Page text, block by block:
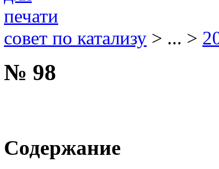
совет по катализу > ... >
№ 98
Содержание